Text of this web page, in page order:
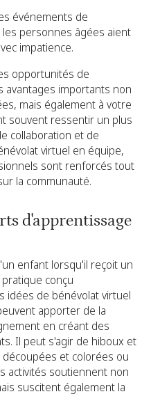
événements de
personnes âgées aient
impatience.
opportunités de
avantages importants non
mais également à votre
souvent ressentir un plus
collaboration et de
virtuel en équipe,
sont renforcés tout
la communauté.
d'apprentissage
enfant lorsqu'il reçoit un
conçu
idées de bénévolat virtuel
apporter de la
en créant des
Il peut s'agir de hiboux et
et colorées ou
activités soutiennent non
suscitent également la